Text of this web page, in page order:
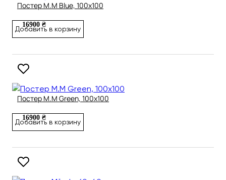
Постер M.M Blue, 100х100
16900 ₴
Добавить в корзину
Постер M.M Green, 100х100
16900 ₴
Добавить в корзину